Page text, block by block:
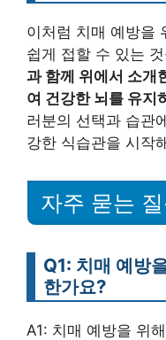
이처럼 치매 예방을
쉽게 접할 수 있는
과 함께 위에서 소개
여 건강한 뇌를 유지
러분의 선택과 습관
강한 식습관을 시작
자주 묻는
Q1: 치매 예방
한가요?
A1: 치매 예방을 위